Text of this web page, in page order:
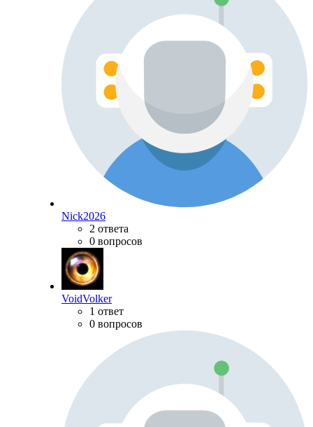
Nick2026
2 ответа
0 вопросов
VoidVolker
1 ответ
0 вопросов